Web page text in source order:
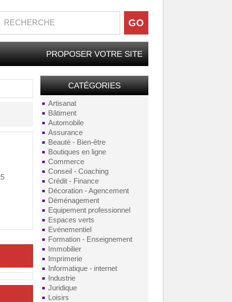
PROPOSER VOTRE SITE
CATÉGORIES
Artisanat
Bâtiment
Automobile
Assurance
Beauté - Bien-être
Boutiques en ligne
Commerce
Conseil - Coaching
Crédit - Finance
Décoration - Agencement
Déménagement
Equipement professionnel
Espaces verts
Evénementiel
Formation - Enseignement
Immobilier
Imprimerie
Informatique - internet
Industrie
Juridique
Loisirs